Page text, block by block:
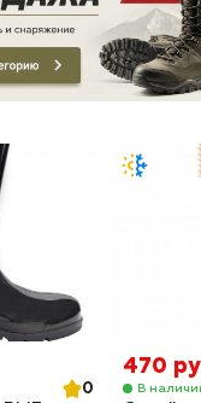
0
470
В